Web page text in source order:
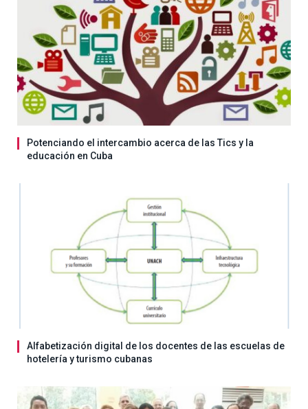
Potenciando el intercambio acerca de las Tics y la
educación en Cuba
Alfabetización digital de los docentes de las escuelas de
hotelería y turismo cubanas